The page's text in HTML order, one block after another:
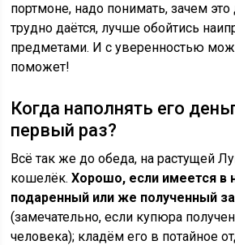
портмоне, надо понимать, зачем это
трудно даётся, лучше обойтись
предметами. И с уверенностью
поможет!
Когда наполнять его
первый раз?
Всё так же до обеда, на растущей
кошелёк.Хорошо, если имеется в
подаренный или же полученный
(замечательно, если купюра
человека); кладём его в потайное